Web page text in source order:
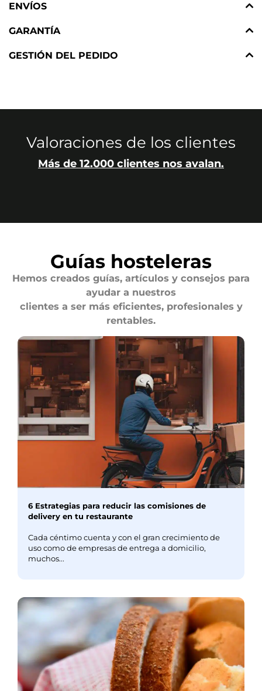
ENVÍOS
GARANTÍA
GESTIÓN DEL PEDIDO
Valoraciones de los clientes
Más de 12.000 clientes nos avalan.
Guías hosteleras
Hemos creados guías, artículos y consejos para
ayudar a nuestros
clientes a ser más eficientes, profesionales y
rentables.
6 Estrategias para reducir las comisiones de
delivery en tu restaurante
Cada céntimo cuenta y con el gran crecimiento de
uso como de empresas de entrega a domicilio,
muchos...